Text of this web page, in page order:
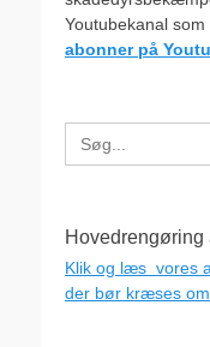
Youtubekanal
abonner på
Search
for:
Hovedrengøring
Klik og læs vores
der bør kræses